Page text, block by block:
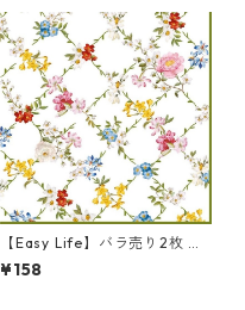
【Easy Life】バラ売り2枚 ラ
ンチサイズ ペーパーナプキン
GARDEN DREAMS ホワイト
¥158